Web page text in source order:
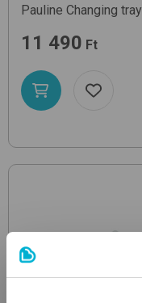
Pauline Changing tray
11 490 Ft